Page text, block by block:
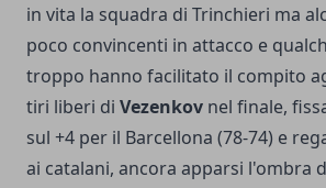
in vita la squadra di Trinchieri ma
poco convincenti in attacco e
troppo hanno facilitato il compito
tiri liberi di Vezenkov nel finale,
sul +4 per il Barcellona (78-74) e
ai catalani, ancora apparsi l'ombra